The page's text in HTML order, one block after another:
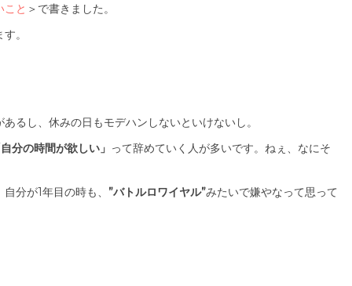
こと ＞で書きました。
。
るし、休みの日もモデハンしないといけないし。
分の時間が欲しい」 って辞めていく人が多いです。ねぇ、なにそ
分が1年目の時も、 ”バトルロワイヤル”みたいで嫌やなって思って